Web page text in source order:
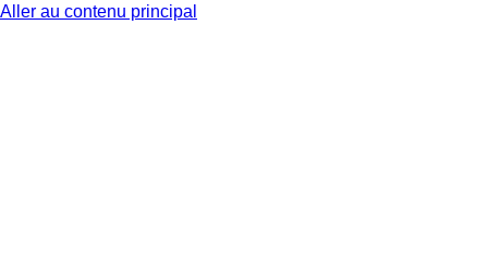
Aller au contenu principal